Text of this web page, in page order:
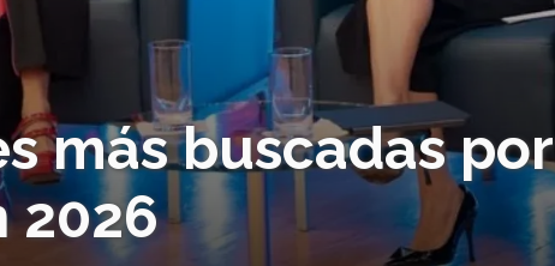
más buscadas por
2026